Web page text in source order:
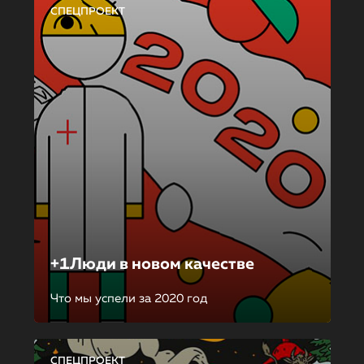
СПЕЦПРОЕКТ
+1Люди в новом качестве
Что мы успели за 2020 год
СПЕЦПРОЕКТ